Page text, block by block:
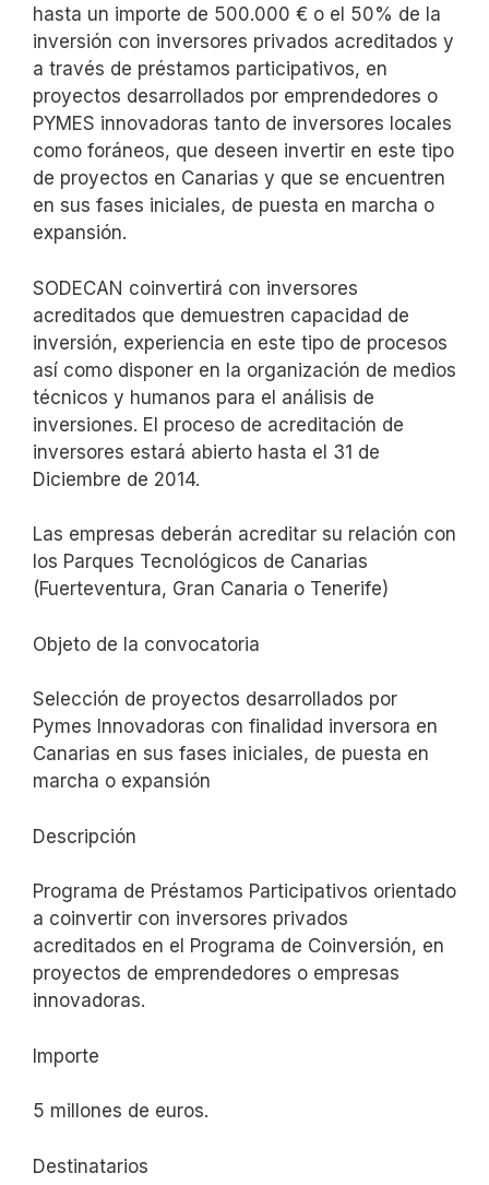
hasta un importe de 500.000 € o el 50% de la
inversión con inversores privados acreditados y
a través de préstamos participativos, en
proyectos desarrollados por emprendedores o
PYMES innovadoras tanto de inversores locales
como foráneos, que deseen invertir en este tipo
de proyectos en Canarias y que se encuentren
en sus fases iniciales, de puesta en marcha o
expansión.
SODECAN coinvertirá con inversores
acreditados que demuestren capacidad de
inversión, experiencia en este tipo de procesos
así como disponer en la organización de medios
técnicos y humanos para el análisis de
inversiones. El proceso de acreditación de
inversores estará abierto hasta el 31 de
Diciembre de 2014.
Las empresas deberán acreditar su relación con
los Parques Tecnológicos de Canarias
(Fuerteventura, Gran Canaria o Tenerife)
Objeto de la convocatoria
Selección de proyectos desarrollados por
Pymes Innovadoras con finalidad inversora en
Canarias en sus fases iniciales, de puesta en
marcha o expansión
Descripción
Programa de Préstamos Participativos orientado
a coinvertir con inversores privados
acreditados en el Programa de Coinversión, en
proyectos de emprendedores o empresas
innovadoras.
Importe
5 millones de euros.
Destinatarios